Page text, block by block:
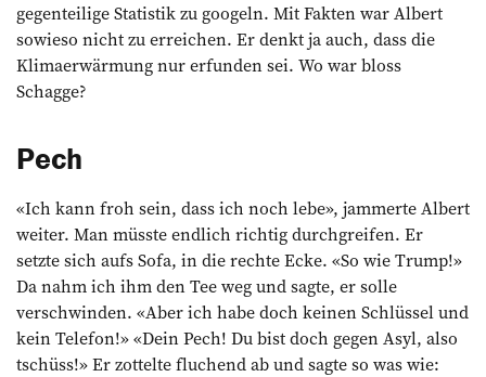
gegenteilige Statistik zu googeln. Mit ­Fakten war Albert
sowieso nicht zu erreichen. Er denkt ja auch, dass die
Klimaerwärmung nur erfunden sei. Wo war bloss
Schagge?
Pech
«Ich kann froh sein, dass ich noch lebe», ­jammerte Albert
weiter. Man müsste endlich ­richtig durchgreifen. Er
setzte sich aufs Sofa, in die rechte Ecke. «So wie Trump!»
Da nahm ich ihm den Tee weg und sagte, er solle
verschwinden. «Aber ich habe doch keinen Schlüssel und
kein Telefon!» «Dein Pech! Du bist doch gegen Asyl, also
tschüss!» Er zottelte fluchend ab und sagte so was wie: